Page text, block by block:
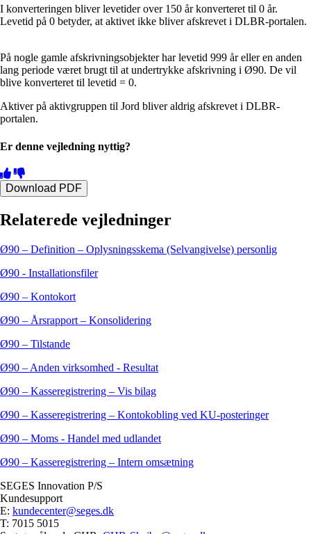
I konverteringen bliver levetider over 150 år konverteret til 0 år.
Levetid på 0 betyder, at aktivet ikke bliver afskrevet i DLBR-portalen.
På nogle gamle afskrivningsobjekter har levetid 999 år eller en anden
lang periode været brugt til at undertrykke afskrivning i Ø90. De vil
blive konverteret til levetid = 0.
Aktiver på aktivgruppen til Jord bliver aldrig afskrevet i DLBR-
portalen.
Er denne vejledning nyttig?
Download PDF
Relaterede vejledninger
Ø90 – Definition – Oplysningsskema (Selvangivelse) personlig
Ø90 - Installationsfiler
Ø90 – Kontokort
Ø90 – Årsrapport – Konsolidering
Ø90 – Tilstande
Ø90 – Anden virksomhed - Resultat
Ø90 – Kasseregistrering – Vis bilag
Ø90 – Kasseregistrering – Kontokobling ved KU-posteringer
Ø90 – Moms - Handel med udlandet
Ø90 – Kasseregistrering – Intern omsætning
SEGES Innovation P/S
Kundesupport
E: kundecenter@seges.dk
T: 7015 5015